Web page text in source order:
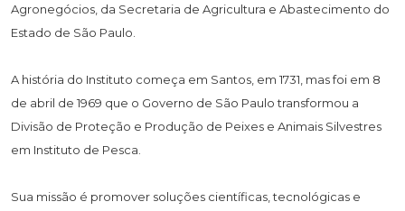
Agronegócios, da Secretaria de Agricultura e Abastecimento do
Estado de São Paulo.
A história do Instituto começa em Santos, em 1731, mas foi em 8
de abril de 1969 que o Governo de São Paulo transformou a
Divisão de Proteção e Produção de Peixes e Animais Silvestres
em Instituto de Pesca.
Sua missão é promover soluções científicas, tecnológicas e